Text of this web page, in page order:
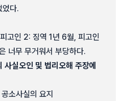
었다.
고인 2: 징역 1년 6월, 피고인
너무 무거워서 부당하다.
실오인 및 법리오해 주장에
소사실의 요지